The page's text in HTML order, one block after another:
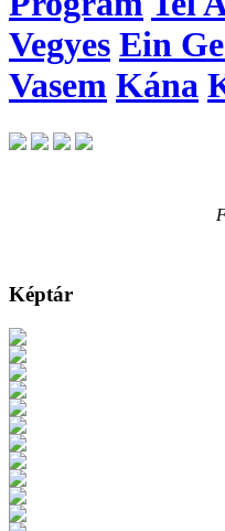
Vegyes Ein
Vasem Kána
Képtár